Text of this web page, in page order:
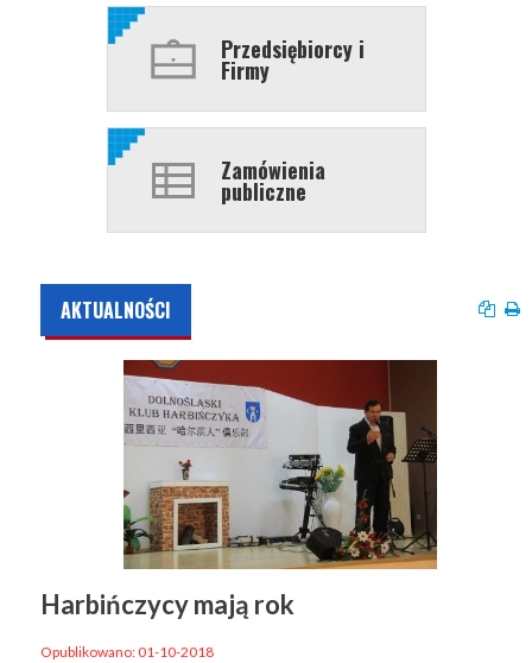
Przedsiębiorcy i
Firmy
Zamówienia
publiczne
AKTUALNOŚCI
Harbińczycy mają rok
Opublikowano: 01-10-2018